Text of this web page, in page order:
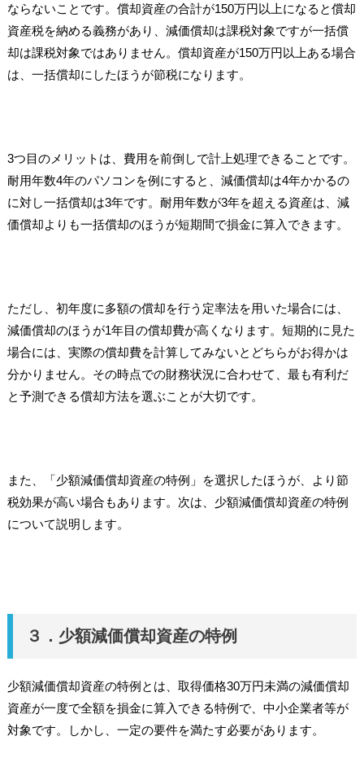
ならないことです。償却資産の合計が150万円以上になると償却
資産税を納める義務があり、減価償却は課税対象ですが一括償
却は課税対象ではありません。償却資産が150万円以上ある場合
は、一括償却にしたほうが節税になります。
3つ目のメリットは、費用を前倒しで計上処理できることです。
耐用年数4年のパソコンを例にすると、減価償却は4年かかるの
に対し一括償却は3年です。耐用年数が3年を超える資産は、減
価償却よりも一括償却のほうが短期間で損金に算入できます。
ただし、初年度に多額の償却を行う定率法を用いた場合には、
減価償却のほうが1年目の償却費が高くなります。短期的に見た
場合には、実際の償却費を計算してみないとどちらがお得かは
分かりません。その時点での財務状況に合わせて、最も有利だ
と予測できる償却方法を選ぶことが大切です。
また、「少額減価償却資産の特例」を選択したほうが、より節
税効果が高い場合もあります。次は、少額減価償却資産の特例
について説明します。
３．少額減価償却資産の特例
少額減価償却資産の特例とは、取得価格30万円未満の減価償却
資産が一度で全額を損金に算入できる特例で、中小企業者等が
対象です。しかし、一定の要件を満たす必要があります。